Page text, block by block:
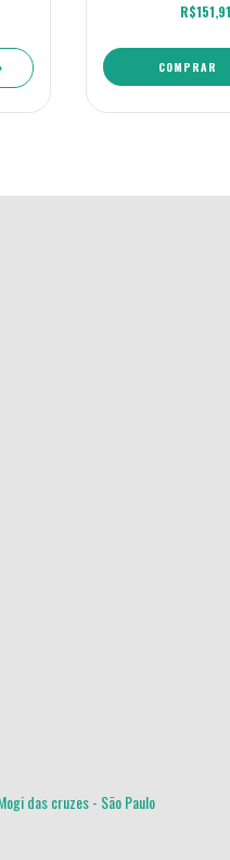
COMPRAR
das cruzes - São Paulo